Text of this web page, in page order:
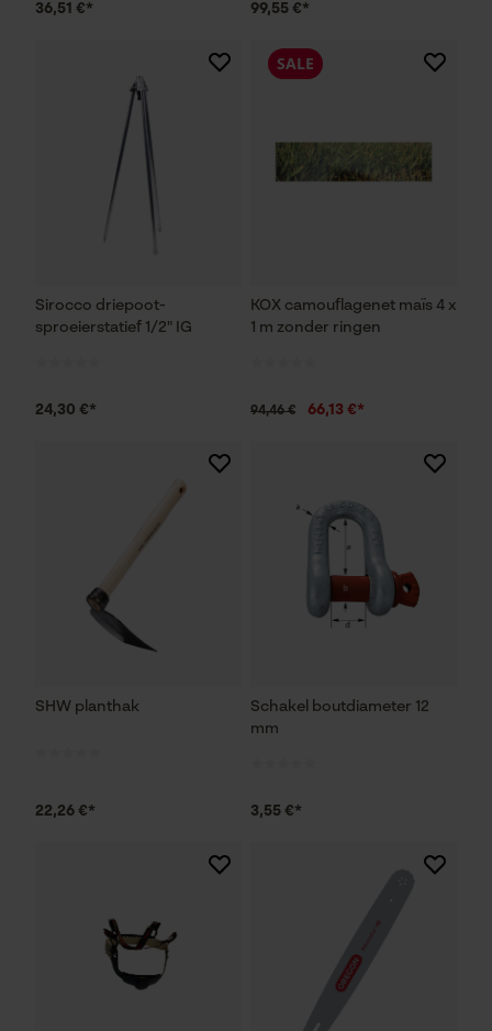
36,51 €* 99,55 €*
Sirocco driepoot-
sproeierstatief 1/2" IG
24,30 €*
KOX camouflagenet maïs 4 x
1 m zonder ringen
SALE
94,46 € 66,13 €*
SHW planthak
22,26 €*
Schakel boutdiameter 12
mm
3,55 €*